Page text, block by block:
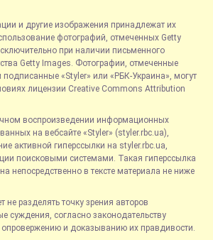
и другие изображения принадлежат их
фотографий, отмеченных Getty
при наличии письменного
Getty Images. Фотографии, отмеченные
подписанные «Styler» или «РБК-Украина», могут
лицензии Creative Commons Attribution
воспроизведении информационных
на вебсайте «Styler» (styler.rbc.ua),
активной гиперссылки на styler.rbc.ua,
поисковыми системами. Такая гиперссылка
непосредственно в тексте материала не ниже
не разделять точку зрения авторов
суждения, согласно законодательству
и доказыванию их правдивости.